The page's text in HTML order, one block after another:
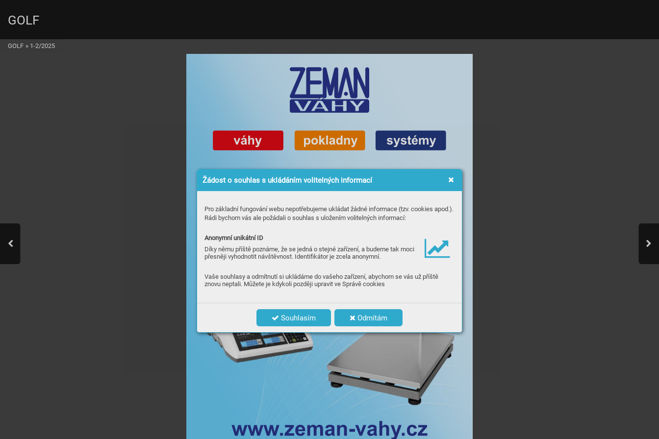
Žádost o souhlas s ukládáním volitelných informací
Pro základní fungování webu nepotřebujeme ukládat žádné informace (tzv. cookies apod.).
Rádi bychom vás ale požádali o souhlas s uložením volitelných informací:
Anonymní unikátní ID
Díky němu příště poznáme, že se jedná o stejné zařízení, a budeme tak moci
přesněji vyhodnotit návštěvnost. Identifikátor je zcela anonymní.
Vaše souhlasy a odmítnutí si ukládáme do vašeho zařízení, abychom se vás už příště
znovu neptali. Můžete je kdykoli později upravit ve Správě cookies
Souhlasím Odmítám
GOLF
GOLF » 1-2/2025